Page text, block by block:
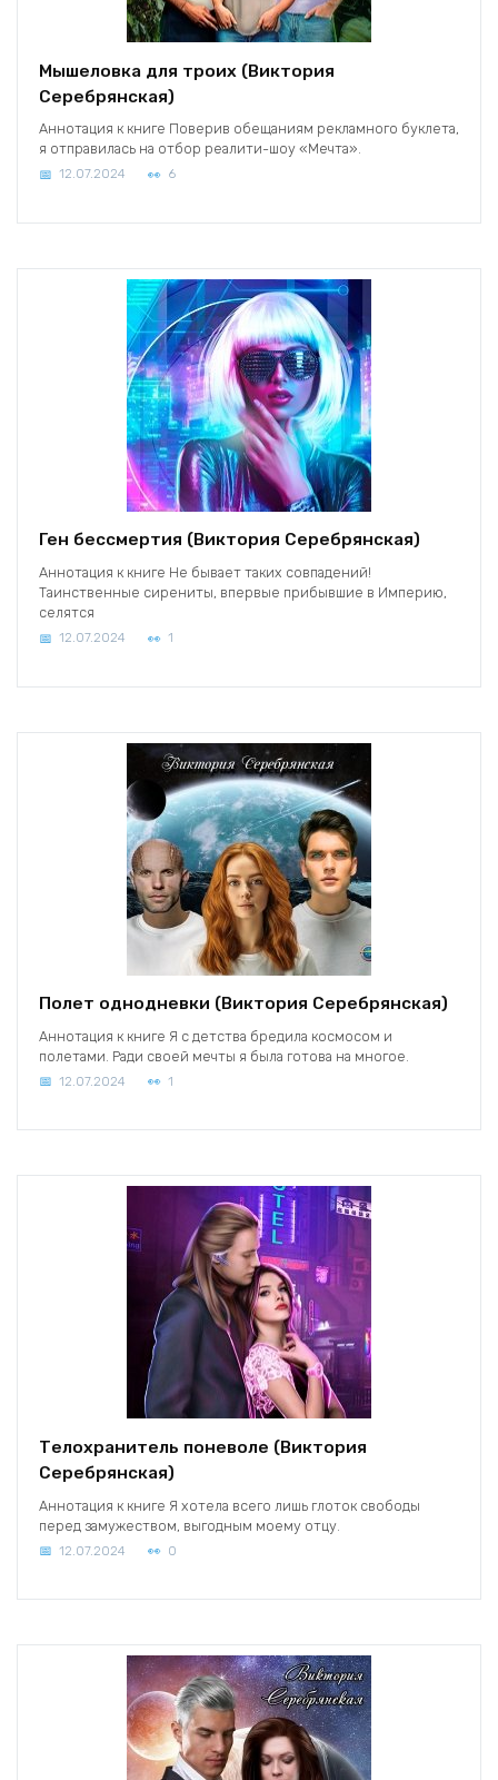
Мышеловка для троих (Виктория
Серебрянская)
Аннотация к книге Поверив обещаниям рекламного буклета,
я отправилась на отбор реалити-шоу «Мечта».
12.07.2024 6
Ген бессмертия (Виктория Серебрянская)
Аннотация к книге Не бывает таких совпадений!
Таинственные сирениты, впервые прибывшие в Империю,
селятся
12.07.2024 1
Полет однодневки (Виктория Серебрянская)
Аннотация к книге Я с детства бредила космосом и
полетами. Ради своей мечты я была готова на многое.
12.07.2024 1
Телохранитель поневоле (Виктория
Серебрянская)
Аннотация к книге Я хотела всего лишь глоток свободы
перед замужеством, выгодным моему отцу.
12.07.2024 0